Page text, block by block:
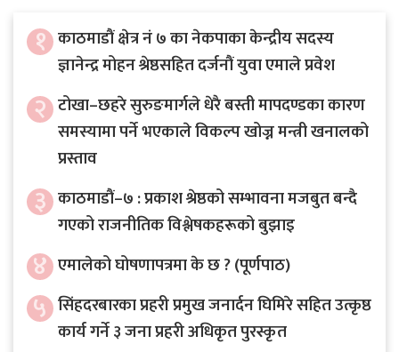
१ काठमाडौं क्षेत्र नं ७ का नेकपाका केन्द्रीय सदस्य
ज्ञानेन्द्र मोहन श्रेष्ठसहित दर्जनौं युवा एमाले प्रवेश
२ टोखा–छहरे सुरुङमार्गले धेरै बस्ती मापदण्डका कारण
समस्यामा पर्ने भएकाले विकल्प खोज्न मन्त्री खनालको
प्रस्ताव
३ काठमाडौं–७ : प्रकाश श्रेष्ठको सम्भावना मजबुत बन्दै
गएको राजनीतिक विश्लेषकहरूको बुझाइ
४ एमालेको घोषणापत्रमा के छ ? (पूर्णपाठ)
५ सिंहदरबारका प्रहरी प्रमुख जनार्दन घिमिरे सहित उत्कृष्ठ
कार्य गर्ने ३ जना प्रहरी अधिकृत पुरस्कृत